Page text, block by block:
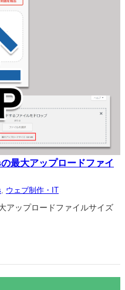
最大アップロードファイ
, ウェブ制作・IT
アップロードファイルサイズ